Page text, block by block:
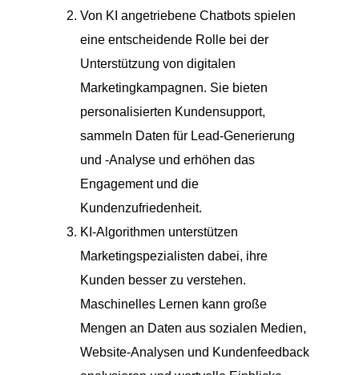
Von KI angetriebene Chatbots spielen
eine entscheidende Rolle bei der
Unterstützung von digitalen
Marketingkampagnen. Sie bieten
personalisierten Kundensupport,
sammeln Daten für Lead-Generierung
und -Analyse und erhöhen das
Engagement und die
Kundenzufriedenheit.
KI-Algorithmen unterstützen
Marketingspezialisten dabei, ihre
Kunden besser zu verstehen.
Maschinelles Lernen kann große
Mengen an Daten aus sozialen Medien,
Website-Analysen und Kundenfeedback